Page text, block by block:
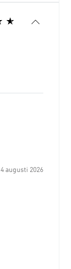
4 augusti 2026